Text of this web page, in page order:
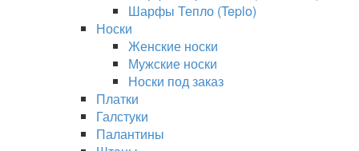
Шарфы Тепло (Teplo)
Носки
Женские носки
Мужские носки
Носки под заказ
Платки
Галстуки
Палантины